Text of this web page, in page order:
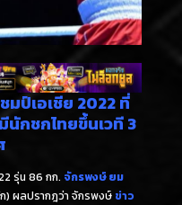
ป์เอเชีย 2022 ที่
นักชกไทยขึ้นเวที 3
รุ่น 86 กก. จักรพงษ์ ยม
) ผลปรากฎว่า จักรพงษ์ ข่าว